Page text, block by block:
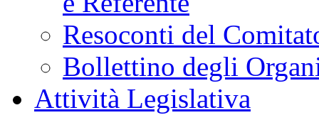
Resoconti del
Bollettino degli
Attività Legislativa